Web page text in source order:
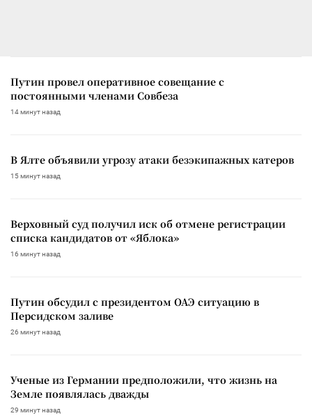
Путин провел оперативное совещание с
постоянными членами Совбеза
14 минут назад
В Ялте объявили угрозу атаки безэкипажных катеров
15 минут назад
Верховный суд получил иск об отмене регистрации
списка кандидатов от «Яблока»
16 минут назад
Путин обсудил с президентом ОАЭ ситуацию в
Персидском заливе
26 минут назад
Ученые из Германии предположили, что жизнь на
Земле появлялась дважды
29 минут назад